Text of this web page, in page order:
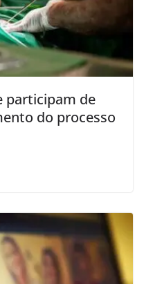
participam de
do processo